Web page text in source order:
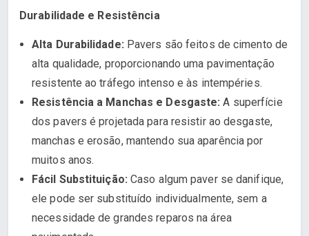
Durabilidade e Resistência
Alta Durabilidade: Pavers são feitos de cimento de
alta qualidade, proporcionando uma pavimentação
resistente ao tráfego intenso e às intempéries.
Resistência a Manchas e Desgaste: A superfície
dos pavers é projetada para resistir ao desgaste,
manchas e erosão, mantendo sua aparência por
muitos anos.
Fácil Substituição: Caso algum paver se danifique,
ele pode ser substituído individualmente, sem a
necessidade de grandes reparos na área